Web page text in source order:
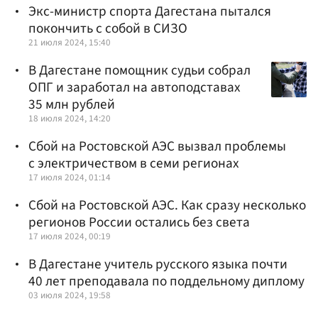
Экс-министр спорта Дагестана пытался
покончить с собой в СИЗО
21 июля 2024, 15:40
В Дагестане помощник судьи собрал
ОПГ и заработал на автоподставах
35 млн рублей
18 июля 2024, 14:20
Сбой на Ростовской АЭС вызвал проблемы
с электричеством в семи регионах
17 июля 2024, 01:14
Сбой на Ростовской АЭС. Как сразу несколько
регионов России остались без света
17 июля 2024, 00:19
В Дагестане учитель русского языка почти
40 лет преподавала по поддельному диплому
03 июля 2024, 19:58